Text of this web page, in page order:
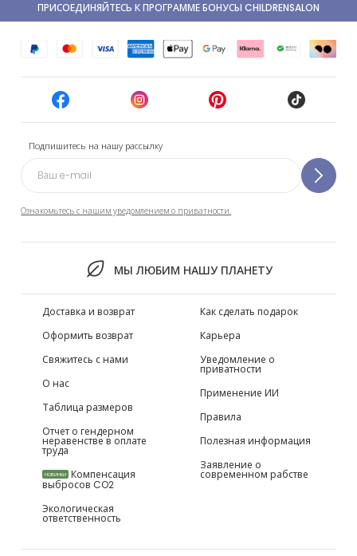
Подпишитесь на нашу рассылку
Ознакомьтесь с нашим уведомлением о приватности.
МЫ ЛЮБИМ НАШУ ПЛАНЕТУ
ПРИСОЕДИНЯЙТЕСЬ К ПРОГРАММЕ БОНУСЫ CHILDRENSALON
Доставка и возврат
Оформить возврат
Свяжитесь с нами
О нас
Таблица размеров
Отчет о гендерном
неравенстве в оплате
труда
НОВИНКИ Компенсация
выбросов CO2
Экологическая
ответственность
Как сделать подарок
Карьера
Уведомление о
приватности
Применение ИИ
Правила
Полезная информация
Заявление о
современном рабстве